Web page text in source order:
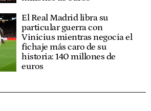
El Real Madrid libra su
particular guerra con
Vinicius mientras negocia el
fichaje más caro de su
historia: 140 millones de
euros